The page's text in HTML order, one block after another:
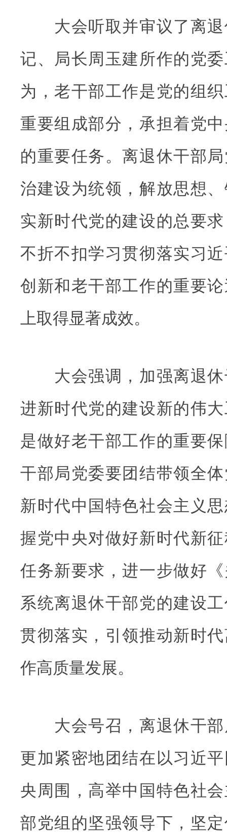
大会听取并审议了离退
记、局长周玉建所作的党
为，老干部工作是党的组
重要组成部分，承担着党
的重要任务。离退休干部
治建设为统领，解放思想
实新时代党的建设的总要
不折不扣学习贯彻落实习
创新和老干部工作的重要
上取得显著成效。
大会强调，加强离退休
进新时代党的建设新的伟
是做好老干部工作的重要
干部局党委要团结带领全
新时代中国特色社会主义
握党中央对做好新时代新
任务新要求，进一步做好
系统离退休干部党的建设
贯彻落实，引领推动新时
作高质量发展。
大会号召，离退休干部
更加紧密地团结在以习近
央周围，高举中国特色社
部党组的坚强领导下，坚